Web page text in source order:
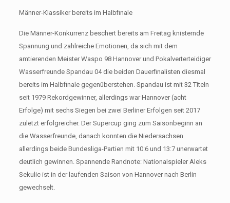
Männer-Klassiker bereits im Halbfinale
Die Männer-Konkurrenz beschert bereits am Freitag knisternde
Spannung und zahlreiche Emotionen, da sich mit dem
amtierenden Meister Waspo 98 Hannover und Pokalverterteidiger
Wasserfreunde Spandau 04 die beiden Dauerfinalisten diesmal
bereits im Halbfinale gegenüberstehen. Spandau ist mit 32 Titeln
seit 1979 Rekordgewinner, allerdings war Hannover (acht
Erfolge) mit sechs Siegen bei zwei Berliner Erfolgen seit 2017
zuletzt erfolgreicher. Der Supercup ging zum Saisonbeginn an
die Wasserfreunde, danach konnten die Niedersachsen
allerdings beide Bundesliga-Partien mit 10:6 und 13:7 unerwartet
deutlich gewinnen. Spannende Randnote: Nationalspieler Aleks
Sekulic ist in der laufenden Saison von Hannover nach Berlin
gewechselt.